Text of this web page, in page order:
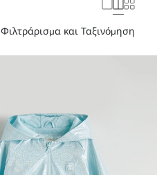
Φιλτράρισμα και Ταξινόμηση